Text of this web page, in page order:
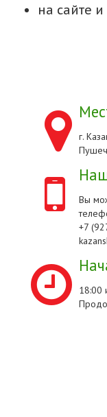
на сайте и
г.
Вы
+7
18:00